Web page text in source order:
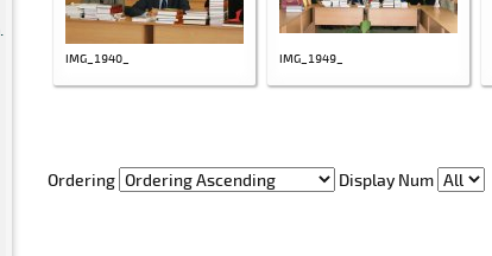
IMG_1940_ IMG_1949_
Ordering Display Num